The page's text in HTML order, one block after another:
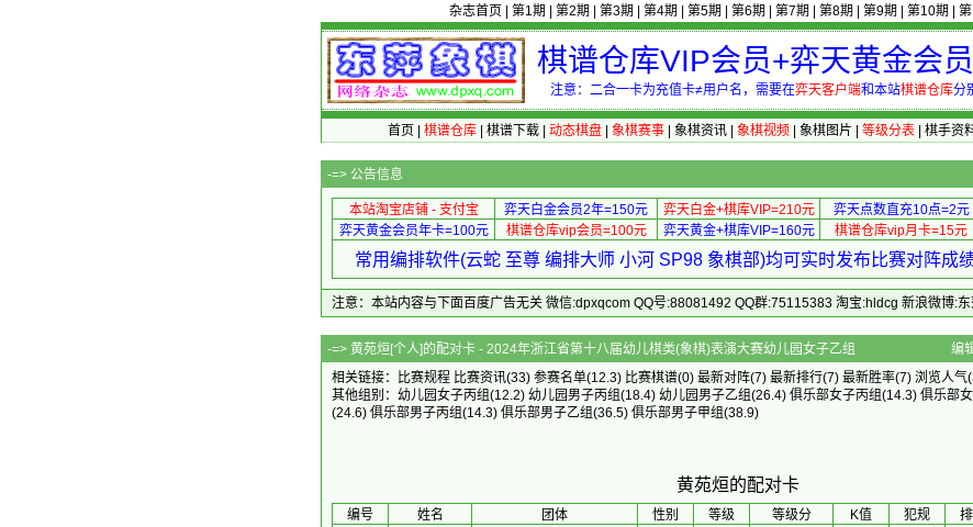
杂志首页 第1期 第2期 第3期 第4期 第5期 第6期 第7期 第8期 第9期 第10期
棋谱仓库VIP会员+弈天黄金会
注意：二合一卡为充值卡≠用户名，需要在弈天客户端和本站棋谱仓库分
首页 棋谱仓库| 棋谱下载| 动态棋盘| 象棋赛事| 象棋资讯| 象棋视频 象棋图片 等级分表| 棋手资
-=> 公告信息
本站淘宝店铺 - 支付宝 弈天白金会员2年=150元 弈天白金+棋库VIP=210元 弈天点数直充10点=2元
弈天黄金会员年卡=100元
棋谱仓库vip会员=100元 弈天黄金+棋库VIP=160元 棋谱仓库vip月卡=15元
常用编排软件(云蛇 至尊 编排大师 小河 SP98 象棋部)均可实时发布比赛对阵成
注意：本站内容与下面百度广告无关 微信:dpxqcom QQ号:88081492 QQ群:75115383 淘宝:hldcg 新浪微博:东
-=> 黄苑烜[个人]的配对卡 - 2024年浙江省第十八届幼儿棋类(象棋)表演大赛幼儿园女子乙组 编
相关链接：
比赛规程 比赛资讯(33) 参赛名单(12.3) 比赛棋谱(0) 最新对阵(7) 最新排行(7) 最新胜率(7) 浏览人气
其他组别： 幼儿园女子丙组(12.2) 幼儿园男子丙组(18.4) 幼儿园男子乙组(26.4) 俱乐部女子丙组(14.3) 俱乐部
(24.6) 俱乐部男子丙组(14.3) 俱乐部男子乙组(36.5) 俱乐部男子甲组(38.9)
黄苑烜的配对卡
编号 姓名 团体 性别 等级 等级分 K值 犯规